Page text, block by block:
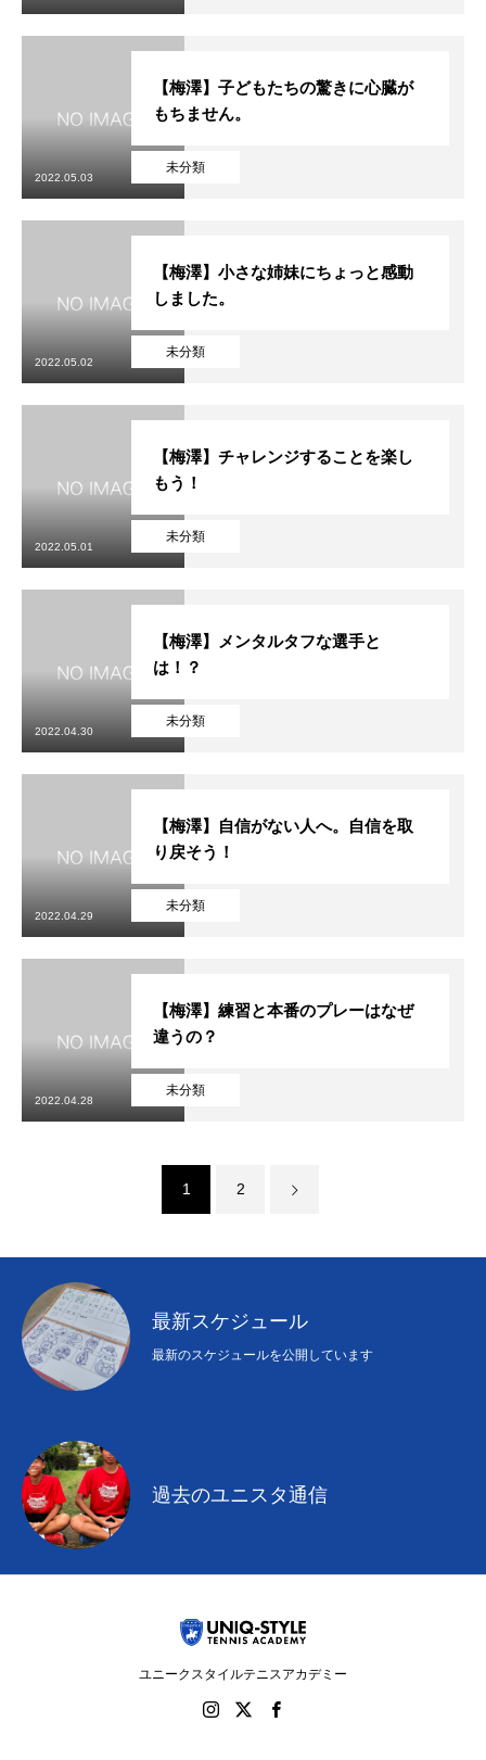
未分類
【梅澤】子どもたちの驚きに心臓が
もちません。
2022.05.03
未分類
【梅澤】小さな姉妹にちょっと感動
しました。
2022.05.02
未分類
【梅澤】チャレンジすることを楽し
もう！
2022.05.01
未分類
【梅澤】メンタルタフな選手と
は！？
2022.04.30
未分類
【梅澤】自信がない人へ。自信を取
り戻そう！
2022.04.29
未分類
【梅澤】練習と本番のプレーはなぜ
違うの？
2022.04.28
1 2
最新スケジュール
最新のスケジュールを公開しています
過去のユニスタ通信
ユニークスタイルテニスアカデミー